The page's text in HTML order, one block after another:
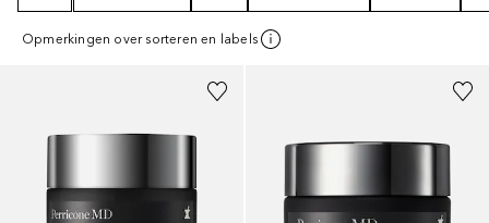
Opmerkingen over sorteren en labels